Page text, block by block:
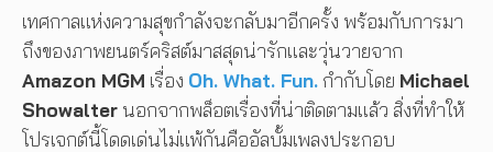
เทศกาลแห่งความสุขกำลังจะกลับมาอีกครั้ง พร้อมกับการมา
ถึงของภาพยนตร์คริสต์มาสสุดน่ารักและวุ่นวายจาก
Amazon MGM เรื่อง Oh. What. Fun.กำกับโดย Michael
Showalter นอกจากพล็อตเรื่องที่น่าติดตามแล้ว สิ่งที่ทำให้
โปรเจกต์นี้โดดเด่นไม่แพ้กันคืออัลบั้มเพลงประกอบ